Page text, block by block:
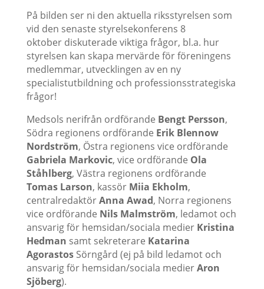
På bilden ser ni den aktuella riksstyrelsen som
vid den senaste styrelsekonferens 8
oktober diskuterade viktiga frågor, bl.a. hur
styrelsen kan skapa mervärde för föreningens
medlemmar, utvecklingen av en ny
specialistutbildning och professionsstrategiska
frågor!
Medsols nerifrån ordförande Bengt Persson,
Södra regionens ordförande Erik Blennow
Nordström, Östra regionens vice ordförande
Gabriela Markovic, vice ordförande Ola
Ståhlberg, Västra regionens ordförande
Tomas Larson, kassör Miia Ekholm,
centralredaktörAnna Awad, Norra regionens
vice ordförande Nils Malmström, ledamot och
ansvarig för hemsidan/sociala medier Kristina
Hedman samt sekreterare Katarina
AgorastosSörngård (ej på bild ledamot och
ansvarig för hemsidan/sociala medierAron
Sjöberg).